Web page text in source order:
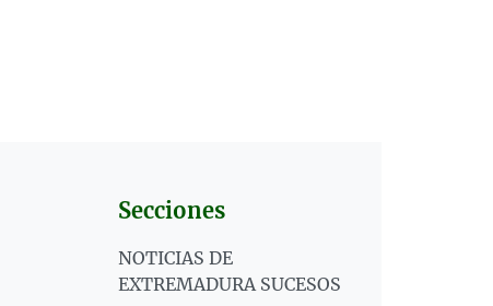
Secciones
NOTICIAS DE
EXTREMADURA SUCESOS